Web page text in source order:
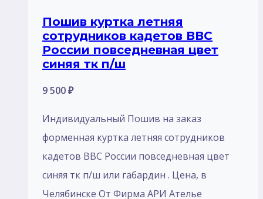
Пошив куртка летняя
сотрудников кадетов ВВС
России повседневная цвет
синяя тк п/ш
9 500₽
Индивидуальный Пошив на заказ
форменная куртка летняя сотрудников
кадетов ВВС России повседневная цвет
синяя тк п/ш или габардин . Цена, в
Челябинске От Фирма АРИ Ателье